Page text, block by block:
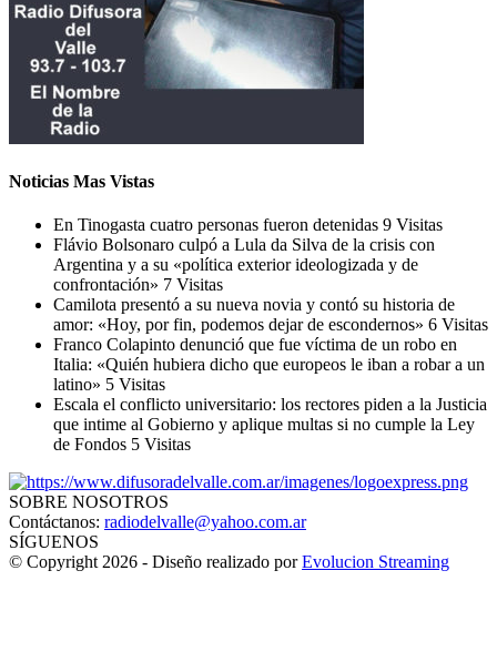
Noticias Mas Vistas
En Tinogasta cuatro personas fueron detenidas 9 Visitas
Flávio Bolsonaro culpó a Lula da Silva de la crisis con
Argentina y a su «política exterior ideologizada y de
confrontación» 7 Visitas
Camilota presentó a su nueva novia y contó su historia de
amor: «Hoy, por fin, podemos dejar de escondernos» 6 Visitas
Franco Colapinto denunció que fue víctima de un robo en
Italia: «Quién hubiera dicho que europeos le iban a robar a un
latino» 5 Visitas
Escala el conflicto universitario: los rectores piden a la Justicia
que intime al Gobierno y aplique multas si no cumple la Ley
de Fondos 5 Visitas
SOBRE NOSOTROS
Contáctanos: radiodelvalle@yahoo.com.ar
SÍGUENOS
© Copyright 2026 - Diseño realizado porEvolucion Streaming